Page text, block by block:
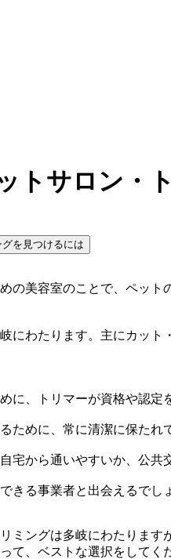
トサロン・
を見つけるには
の美容室のことで、ペッ
にわたります。主にカッ
に、トリマーが資格や認
ために、常に清潔に保たれ
宅から通いやすいか、公共
きる事業者と出会えるでし
ミングは多岐にわたります
て、ベストな選択をしてく